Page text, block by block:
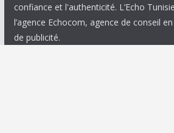
confiance et l'authenticité. L’Echo
l’agence Echocom, agence de conseil
de publicité.